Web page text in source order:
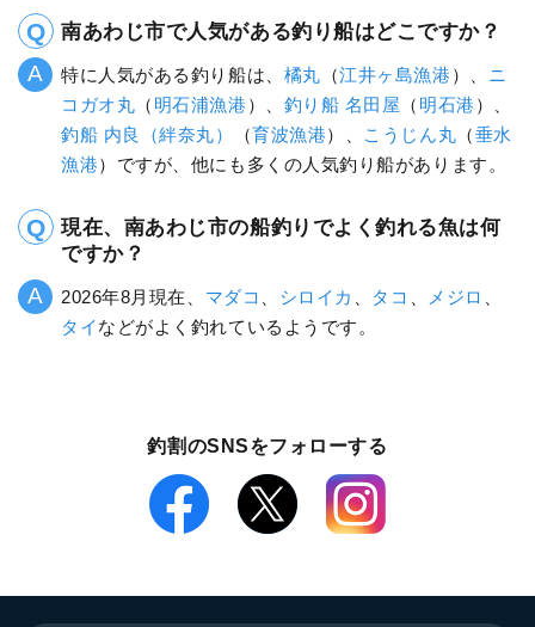
南あわじ市で人気がある釣り船はどこですか？
特に人気がある釣り船は、 橘丸 （江井ヶ島漁港 ）、 ニ
コガオ丸 （ 明石浦漁港 ）、 釣り船 名田屋 （ 明石港 ）、
釣船 内良（絆奈丸）
（育波漁港）、 こうじん丸 （垂水
漁港）ですが、他にも多くの人気釣り船があります。
現在、南あわじ市の船釣りでよく釣れる魚は何
ですか？
2026年8月現在、 マダコ シロイカ タコ メジロ
タイなどがよく釣れているようです。
釣割のSNSをフォローする